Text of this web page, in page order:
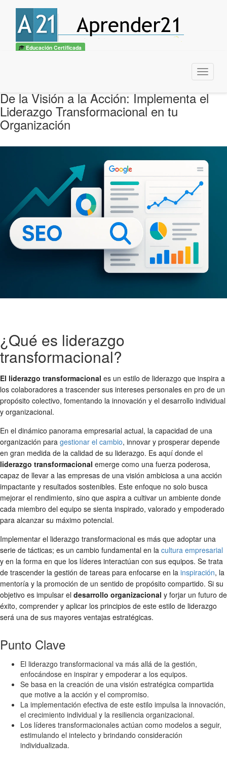
Educación Certificada
Menu
De la Visión a la Acción: Implementa el
Liderazgo Transformacional en tu
Organización
¿Qué es liderazgo
transformacional?
El liderazgo transformacional es un estilo de liderazgo que inspira a
los colaboradores a trascender sus intereses personales en pro de un
propósito colectivo, fomentando la innovación y el desarrollo individual
y organizacional.
En el dinámico panorama empresarial actual, la capacidad de una
organización para gestionar el cambio, innovar y prosperar depende
en gran medida de la calidad de su liderazgo. Es aquí donde el
liderazgo transformacional emerge como una fuerza poderosa,
capaz de llevar a las empresas de una visión ambiciosa a una acción
impactante y resultados sostenibles. Este enfoque no solo busca
mejorar el rendimiento, sino que aspira a cultivar un ambiente donde
cada miembro del equipo se sienta inspirado, valorado y empoderado
para alcanzar su máximo potencial.
Implementar el liderazgo transformacional es más que adoptar una
serie de tácticas; es un cambio fundamental en la cultura empresarial
y en la forma en que los líderes interactúan con sus equipos. Se trata
de trascender la gestión de tareas para enfocarse en la inspiración, la
mentoría y la promoción de un sentido de propósito compartido. Si su
objetivo es impulsar el desarrollo organizacional y forjar un futuro de
éxito, comprender y aplicar los principios de este estilo de liderazgo
será una de sus mayores ventajas estratégicas.
Punto Clave
El liderazgo transformacional va más allá de la gestión,
enfocándose en inspirar y empoderar a los equipos.
Se basa en la creación de una visión estratégica compartida
que motive a la acción y el compromiso.
La implementación efectiva de este estilo impulsa la innovación,
el crecimiento individual y la resiliencia organizacional.
Los líderes transformacionales actúan como modelos a seguir,
estimulando el intelecto y brindando consideración
individualizada.